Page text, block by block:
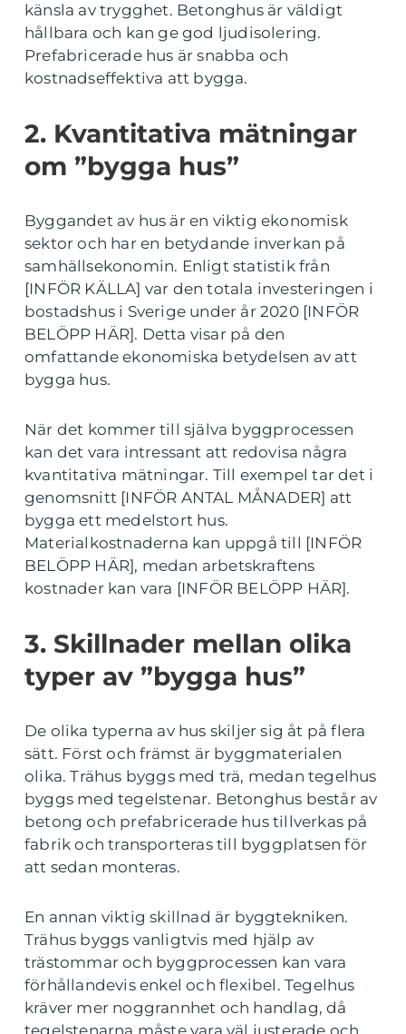
känsla av trygghet. Betonghus är väldigt
hållbara och kan ge god ljudisolering.
Prefabricerade hus är snabba och
kostnadseffektiva att bygga.
2. Kvantitativa mätningar
om ”bygga hus”
Byggandet av hus är en viktig ekonomisk
sektor och har en betydande inverkan på
samhällsekonomin. Enligt statistik från
[INFÖR KÄLLA] var den totala investeringen i
bostadshus i Sverige under år 2020 [INFÖR
BELÖPP HÄR]. Detta visar på den
omfattande ekonomiska betydelsen av att
bygga hus.
När det kommer till själva byggprocessen
kan det vara intressant att redovisa några
kvantitativa mätningar. Till exempel tar det i
genomsnitt [INFÖR ANTAL MÅNADER] att
bygga ett medelstort hus.
Materialkostnaderna kan uppgå till [INFÖR
BELÖPP HÄR], medan arbetskraftens
kostnader kan vara [INFÖR BELÖPP HÄR].
3. Skillnader mellan olika
typer av ”bygga hus”
De olika typerna av hus skiljer sig åt på flera
sätt. Först och främst är byggmaterialen
olika. Trähus byggs med trä, medan tegelhus
byggs med tegelstenar. Betonghus består av
betong och prefabricerade hus tillverkas på
fabrik och transporteras till byggplatsen för
att sedan monteras.
En annan viktig skillnad är byggtekniken.
Trähus byggs vanligtvis med hjälp av
trästommar och byggprocessen kan vara
förhållandevis enkel och flexibel. Tegelhus
kräver mer noggrannhet och handlag, då